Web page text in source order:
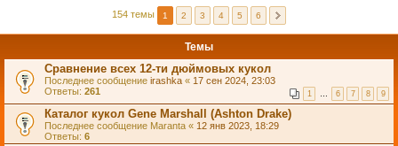
154 темы 1 2 3 4 5 6
Темы
Сравнение всех 12-ти дюймовых кукол
Последнее сообщение irashka « 17 сен 2024, 23:03
Ответы: 261 1 … 6 7 8 9
Каталог кукол Gene Marshall (Ashton Drake)
Последнее сообщение Maranta « 12 янв 2023, 18:29
Ответы: 6